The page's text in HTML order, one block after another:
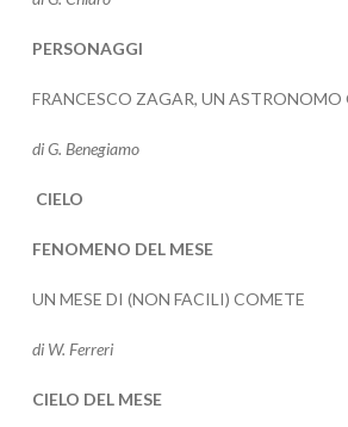
PERSONAGGI
FRANCESCO ZAGAR, UN
di G. Benegiamo
CIELO
FENOMENO DEL MESE
UN MESE DI (NON FACILI) COMETE
di W. Ferreri
CIELO DEL MESE